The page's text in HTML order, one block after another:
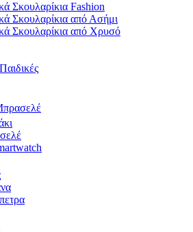
Σκουλαρίκια Fashion
Σκουλαρίκια από Ασήμι
Σκουλαρίκια από Χρυσό